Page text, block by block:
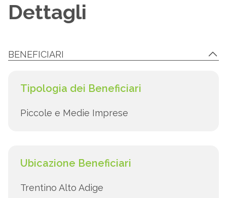
Dettagli
BENEFICIARI
Tipologia dei Beneficiari
Piccole e Medie Imprese
Ubicazione Beneficiari
Trentino Alto Adige